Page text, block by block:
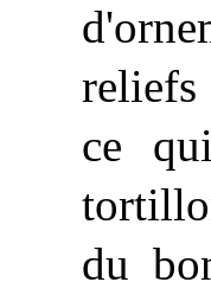
reliefs
ce
du